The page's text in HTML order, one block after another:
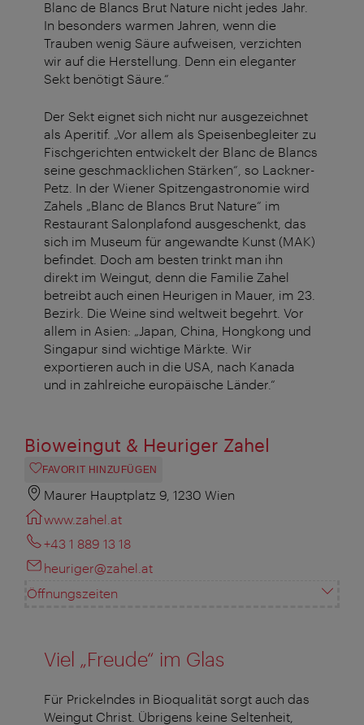
Blanc de Blancs Brut Nature nicht jedes Jahr.
In besonders warmen Jahren, wenn die
Trauben wenig Säure aufweisen, verzichten
wir auf die Herstellung. Denn ein eleganter
Sekt benötigt Säure.“
Der Sekt eignet sich nicht nur ausgezeichnet
als Aperitif. „Vor allem als Speisenbegleiter zu
Fischgerichten entwickelt der Blanc de Blancs
seine geschmacklichen Stärken“, so Lackner-
Petz. In der Wiener Spitzengastronomie wird
Zahels „Blanc de Blancs Brut Nature“ im
Restaurant Salonplafond ausgeschenkt, das
sich im Museum für angewandte Kunst (MAK)
befindet. Doch am besten trinkt man ihn
direkt im Weingut, denn die Familie Zahel
betreibt auch einen Heurigen in Mauer, im 23.
Bezirk. Die Weine sind weltweit begehrt. Vor
allem in Asien: „Japan, China, Hongkong und
Singapur sind wichtige Märkte. Wir
exportieren auch in die USA, nach Kanada
und in zahlreiche europäische Länder.“
Bioweingut & Heuriger Zahel
FAVORIT HINZUFÜGEN
Maurer Hauptplatz 9, 1230 Wien
www.zahel.at
+43 1 889 13 18
heuriger@zahel.at
Öffnungszeiten
Viel „Freude“ im Glas
Für Prickelndes in Bioqualität sorgt auch das
Weingut Christ. Übrigens keine Seltenheit,